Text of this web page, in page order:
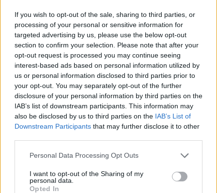
If you wish to opt-out of the sale, sharing to third parties, or
processing of your personal or sensitive information for
targeted advertising by us, please use the below opt-out
section to confirm your selection. Please note that after your
opt-out request is processed you may continue seeing
interest-based ads based on personal information utilized by
us or personal information disclosed to third parties prior to
your opt-out. You may separately opt-out of the further
disclosure of your personal information by third parties on the
IAB’s list of downstream participants. This information may
also be disclosed by us to third parties on the IAB’s List of
Downstream Participants that may further disclose it to other
Personal Data Processing Opt Outs
I want to opt-out of the Sharing of my
personal data.
Opted In
Haag Hammamet Hania Hannover
Hanoi
Havanna
Helsingborg Helsinki
Ho Chi Minh City
Hong Kong
Honolulu Houston Hua Hin
Innsbruck Izmir